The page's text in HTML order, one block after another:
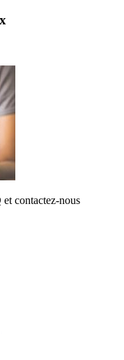
contactez-nous